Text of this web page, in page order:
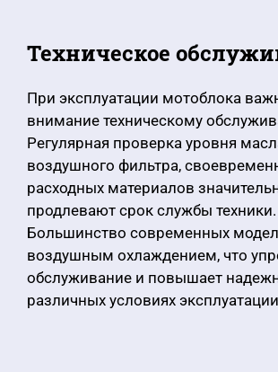
Техническое
При эксплуатации мотоблока
внимание техническому
Регулярная проверка уровня
воздушного фильтра,
расходных материалов
продлевают срок службы техники.
Большинство современных
воздушным охлаждением, что
обслуживание и повышает
различных условиях